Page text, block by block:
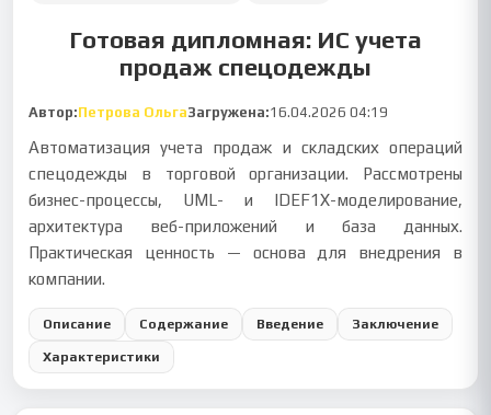
Готовая дипломная: ИС учета
продаж спецодежды
Автор:Петрова ОльгаЗагружена:16.04.2026 04:19
Автоматизация учета продаж и складских операций
спецодежды в торговой организации. Рассмотрены
бизнес-процессы, UML- и IDEF1X-моделирование,
архитектура веб-приложений и база данных.
Практическая ценность — основа для внедрения в
компании.
Описание Содержание Введение Заключение
Характеристики